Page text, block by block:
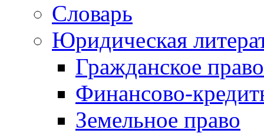
Словарь
Юридическая
Гражданское право
Финансово-
Земельное право